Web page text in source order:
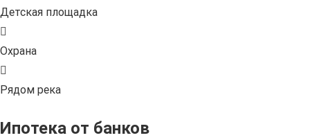
Детская площадка
Охрана
Рядом река
Ипотека от банков